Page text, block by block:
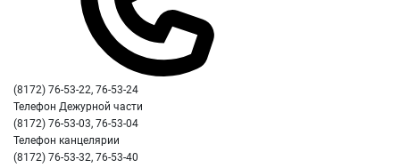
(8172) 76-53-22, 76-53-24
Телефон Дежурной части
(8172) 76-53-03, 76-53-04
Телефон канцелярии
(8172) 76-53-32, 76-53-40